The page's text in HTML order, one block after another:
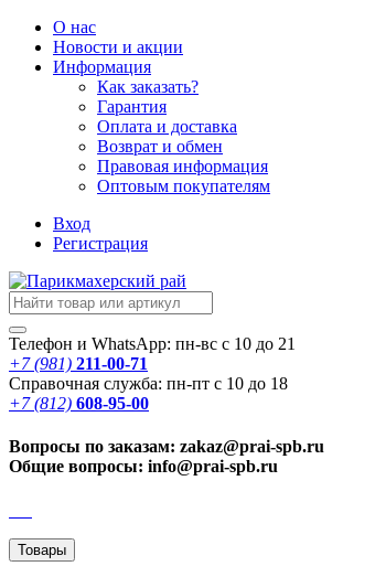
О нас
Новости и акции
Информация
Как заказать?
Гарантия
Оплата и доставка
Возврат и обмен
Правовая информация
Оптовым покупателям
Вход
Регистрация
Телефон и WhatsApp: пн-вс с 10 до 21
+7 (981) 211-00-71
Справочная служба: пн-пт с 10 до 18
+7 (812) 608-95-00
Вопросы по заказам: zakaz@prai-spb.ru
Общие вопросы: info@prai-spb.ru
Товары